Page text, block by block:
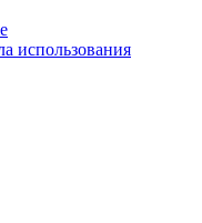
использования